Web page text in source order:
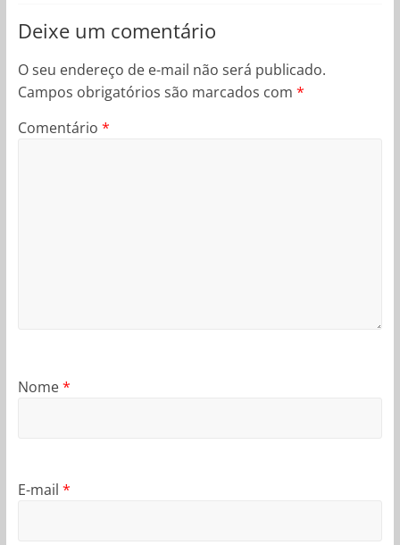
Deixe um comentário
O seu endereço de e-mail não será publicado.
Campos obrigatórios são marcados com *
Comentário *
Nome*
E-mail *